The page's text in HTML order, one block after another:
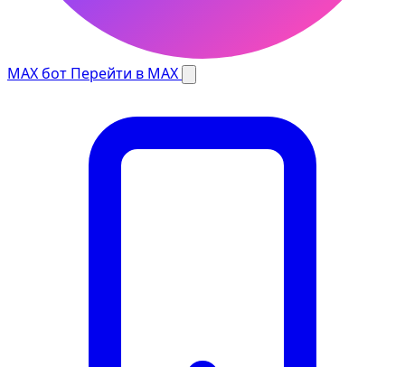
MAX бот Перейти в MAX